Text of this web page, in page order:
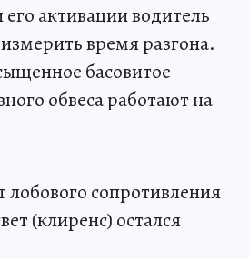
активации водитель
время разгона.
басовитое
обвеса работают на
сопротивления
(клиренс) остался